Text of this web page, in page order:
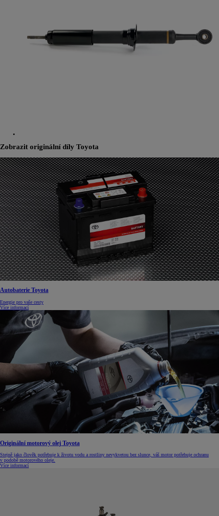
Zobrazit originální díly Toyota
Autobaterie Toyota
Energie pro vaše cesty
Více informací
Originální motorový olej Toyota
Stejně jako člověk potřebuje k životu vodu a rostliny nevykvetou bez slunce, váš motor potřebuje ochranu
v podobě motorového oleje.
Více informací